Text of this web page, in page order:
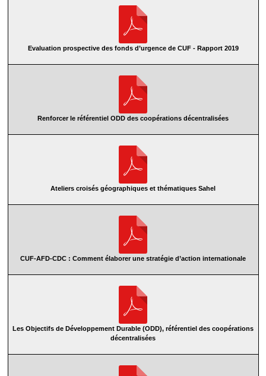
Evaluation prospective des fonds d’urgence de CUF - Rapport 2019
Renforcer le référentiel ODD des coopérations décentralisées
Ateliers croisés géographiques et thématiques Sahel
CUF-AFD-CDC : Comment élaborer une stratégie d’action internationale
Les Objectifs de Développement Durable (ODD), référentiel des coopérations
décentralisées